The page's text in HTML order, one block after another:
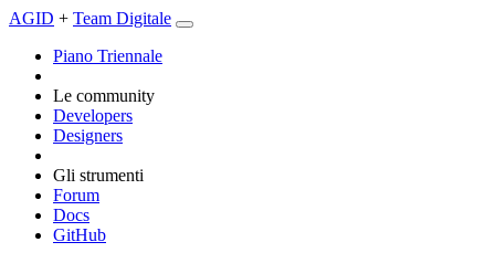
AGID + Team Digitale
Piano Triennale
Le community
Developers
Designers
Gli strumenti
Forum
Docs
GitHub